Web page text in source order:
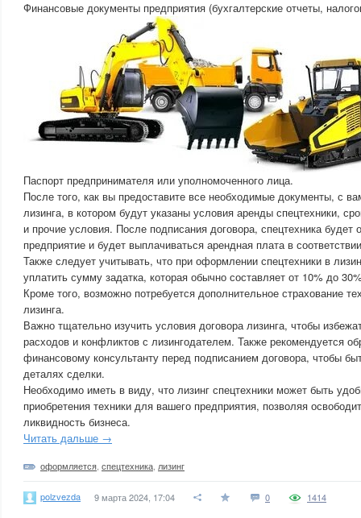
Финансовые документы предприятия (бухгалтерские отчеты,
Паспорт предпринимателя или уполномоченного лица.
После того, как вы предоставите все необходимые документы, с
лизинга, в котором будут указаны условия аренды спецтехники,
и прочие условия. После подписания договора, спецтехника
предприятие и будет выплачиваться арендная плата в
Также следует учитывать, что при оформлении спецтехники в
уплатить сумму задатка, которая обычно составляет от 10% до
Кроме того, возможно потребуется дополнительное страхование
лизинга.
Важно тщательно изучить условия договора лизинга, чтобы
расходов и конфликтов с лизингодателем. Также рекомендуется
финансовому консультанту перед подписанием договора, чтобы
деталях сделки.
Необходимо иметь в виду, что лизинг спецтехники может быть
приобретения техники для вашего предприятия, позволяя
ликвидность бизнеса.
Читать дальше →
оформляется спецтехника лизинг
polzvezda 9 марта 2024, 17:04 0 1414